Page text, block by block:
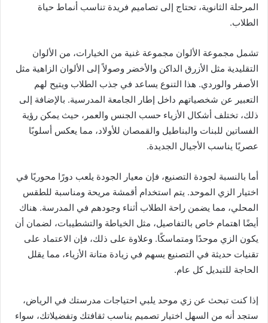
المرحلة الثانوية، تحتاج إلى تصاميم فريدة تناسب أنماط حياة
الطلاب.
تشمل مجموعة الألوان مجموعة غنية من الخيارات، من الألوان
التقليدية مثل الأزرق الداكن والأخضر وصولاً إلى الألوان الزاهية مثل
الأصفر والوردي. هذا التنوع يساعد في جذب الطلاب ويتيح لهم
التعبير عن شخصياتهم داخل إطار الجامعة المدرسية. بالإضافة إلى
ذلك، تختلف أشكال الأزياء حسب الجنس والعمر، حيث يمكن رؤية
الفساتين للبنات والبناطيل والقمصان للأولاد، مما يعكس أسلوبًا
عصريًا يناسب الأجيال الجديدة.
أما بالنسبة لجودة التصنيع، فإن معيار الجودة يلعب دورًا محوريًا في
اختيار الزي الموحد. يتم استخدام أقمشة مريحة ومناسبة للطقس
المحلي، مما يضمن راحة الطلاب أثناء وجودهم في المدرسة. هناك
أيضًا اهتمام خاص بالتفاصيل، مثل الخياطة والتشطيبات، لضمان أن
يكون الزي موحدًا ومتماسكًا. وعلاوة على ذلك، فإن الاعتماد على
تقنيات حديثة في التصنيع يسهم في زيادة متانة الأزياء، مما يقلل
الحاجة للتبديل كل عام.
إذا كنت تبحث عن زي موحد يلبي احتياجات مدرستك في الرياض،
ستجد أنه من السهل اختيار تصميم يناسب ثقافتك وتفضيلاتك، سواء